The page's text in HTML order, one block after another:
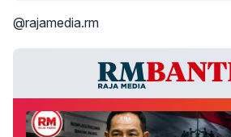
@rajamedia.rm